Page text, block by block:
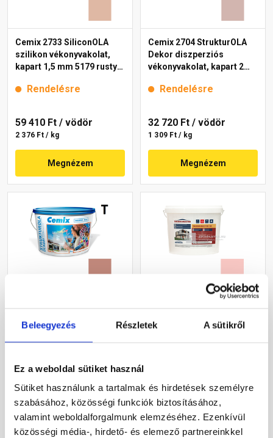
Beleegyezés Részletek A sütikről
Ez a weboldal sütiket használ
Sütiket használunk a tartalmak és hirdetések személyre
szabásához, közösségi funkciók biztosításához,
valamint weboldalforgalmunk elemzéséhez. Ezenkívül
közösségi média-, hirdető- és elemező partnereinkkel
Cemix 2733 SiliconOLA
szilikon vékonyvakolat,
kapart 1,5 mm 5179 rusty
Rendelésre
59 410 Ft / vödör
2 376 Ft / kg
Megnézem
Cemix 2704 StrukturOLA
Dekor diszperziós
vékonyvakolat, kapart 2
Rendelésre
32 720 Ft / vödör
1 309 Ft / kg
Megnézem
vékonyvakolat, dörzsölt 2
mm 5147 rusty 25 kg
36 460 Ft/ vödör
vékonyvakolat, kapart 1,5
30 660 Ft/ db